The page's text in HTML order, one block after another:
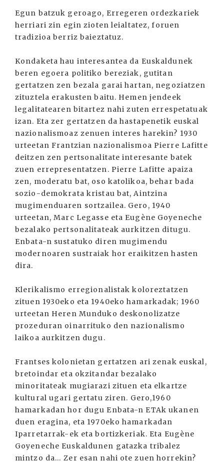
Egun batzuk geroago, Erregeren ordezkariek
herriari zin egin zioten leialtatez, foruen
tradizioa berriz baieztatuz.
Kondaketa hau interesantea da Euskaldunek
beren egoera politiko bereziak, gutitan
gertatzen zen bezala garai hartan, negoziatzen
zituztela erakusten baitu. Hemen jendeek
legalitatearen bitartez nahi zuten errespetatuak
izan. Eta zer gertatzen da hastapenetik euskal
nazionalismoaz zenuen interes harekin? 1930
urteetan Frantzian nazionalismoa Pierre Lafitte
deitzen zen pertsonalitate interesante batek
zuen errepresentatzen. Pierre Lafitte apaiza
zen, moderatu bat, oso katolikoa, behar bada
sozio-demokrata kristau bat, Aintzina
mugimenduaren sortzailea. Gero, 1940
urteetan, Marc Legasse eta Eugène Goyeneche
bezalako pertsonalitateak aurkitzen ditugu.
Enbata-n sustatuko diren mugimendu
modernoaren sustraiak hor eraikitzen hasten
dira.
Klerikalismo erregionalistak koloreztatzen
zituen 1930eko eta 1940eko hamarkadak; 1960
urteetan Heren Munduko deskonolizatze
prozeduran oinarrituko den nazionalismo
laikoa aurkitzen dugu.
Frantses kolonietan gertatzen ari zenak euskal,
bretoindar eta okzitandar bezalako
minoritateak mugiarazi zituen eta elkartze
kultural ugari gertatu ziren. Gero,1960
hamarkadan hor dugu Enbata-n ETAk ukanen
duen eragina, eta 1970eko hamarkadan
Iparretarrak-ek eta bortizkeriak. Eta Eugène
Goyeneche Euskaldunen gatazka tribalez
mintzo da… Zer esan nahi ote zuen horrekin?